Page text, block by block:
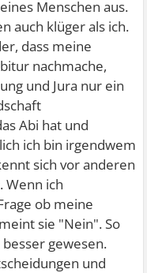
Menschen aus.
auch klüger als ich.
dass meine
nachmache,
und Jura nur ein
Abi hat und
ich bin irgendwem
sich vor anderen
Wenn ich
ob meine
sie "Nein". So
gewesen.
und